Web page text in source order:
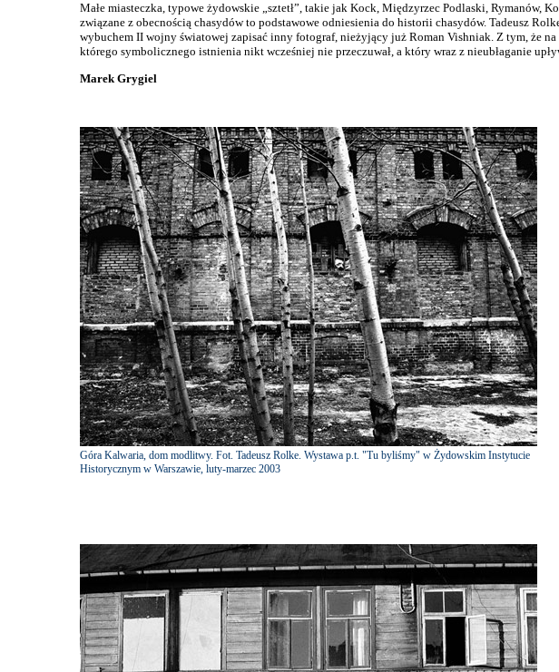
Małe miasteczka, typowe żydowskie „sztetł”, takie jak Kock, Międzyrzec Podlaski,
związane z obecnością chasydów to podstawowe odniesienia do historii chasydów. Tadeusz
wybuchem II wojny światowej zapisać inny fotograf, nieżyjący już Roman Vishniak. Z tym, że
którego symbolicznego istnienia nikt wcześniej nie przeczuwał, a który wraz z nieubłaganie
Marek Grygiel
Góra Kalwaria, dom modlitwy. Fot. Tadeusz Rolke. Wystawa p.t. "Tu byliśmy" w Żydowskim Instytucie
Historycznym w Warszawie, luty-marzec 2003